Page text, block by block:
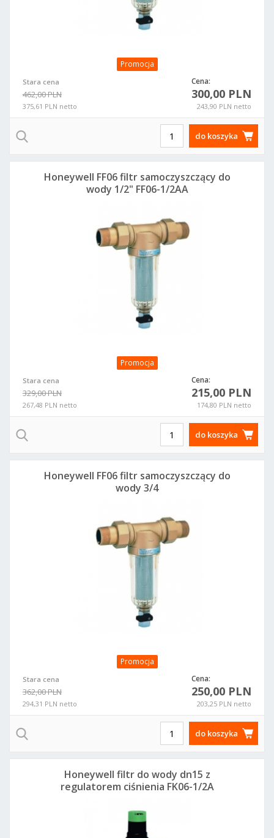
Promocja
Stara cena
462,00 PLN
375,61 PLN netto
Cena:
300,00 PLN
243,90 PLN netto
do koszyka
Promocja
Stara cena
329,00 PLN
267,48 PLN netto
Cena:
215,00 PLN
174,80 PLN netto
Honeywell FF06 filtr samoczyszczący do
wody 1/2" FF06-1/2AA
do koszyka
Promocja
Stara cena
362,00 PLN
294,31 PLN netto
Cena:
250,00 PLN
203,25 PLN netto
Honeywell FF06 filtr samoczyszczący do
wody 3/4
do koszyka
Honeywell filtr do wody dn15 z
regulatorem ciśnienia FK06-1/2A